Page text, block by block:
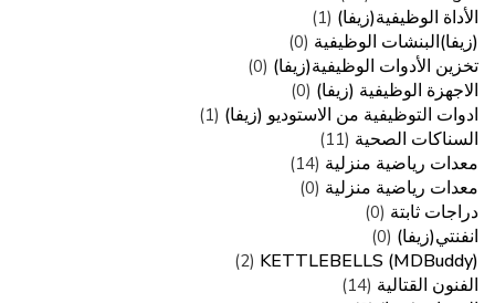
الأداة الوظيفية(زيفا) (1)
(زيفا)البنشات الوظيفية (0)
تخزين الأدوات الوظيفية(زيفا) (0)
الاجهزة الوظيفية (زيفا) (0)
ادوات التوظيفية من الاستوديو (زيفا) (1)
السناكات الصحية (11)
معدات رياضية منزلية (14)
معدات رياضية منزلية (0)
دراجات ثابتة (0)
انفنتي(زيفا) (0)
KETTLEBELLS (MDBuddy)
(2)
الفنون القتالية (14)